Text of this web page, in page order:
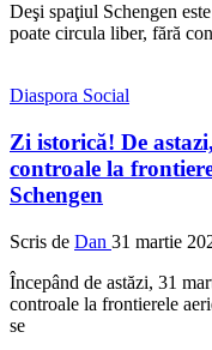
Deşi spaţiul Schengen
poate circula liber, fără
Diaspora Social
Zi istorică! De
controale la
Schengen
Scris de Dan 31 martie
Începând de astăzi, 31
controale la frontierele
se